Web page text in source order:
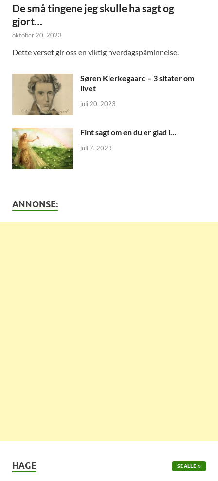
De små tingene jeg skulle ha sagt og
gjort…
oktober 20, 2023
Dette verset gir oss en viktig hverdagspåminnelse.
Søren Kierkegaard – 3 sitater om
livet
juli 20, 2023
Fint sagt om en du er glad i…
juli 7, 2023
ANNONSE:
HAGE SE ALLE